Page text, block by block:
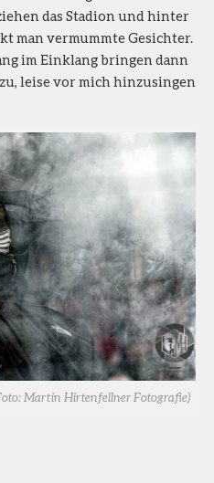
das Stadion und hinter
man vermummte Gesichter.
im Einklang bringen dann
leise vor mich hinzusingen
Martin Hirtenfellner Fotografie)